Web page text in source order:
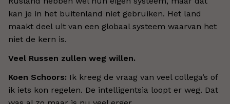
kan je in het buitenland niet gebruiken. Het land
maakt deel uit van een globaal systeem waarvan het
niet de kern is.
Veel Russen zullen weg willen.
Koen Schoors: Ik kreeg de vraag van veel collega’s of
ik iets kon regelen. De intelligentsia loopt er weg. Dat